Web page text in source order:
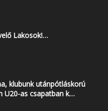
Lakosok!…
klubunk utánpótláskorú
U20-as csapatban k…